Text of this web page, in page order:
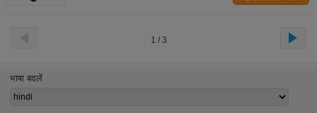
1 / 3
भाषा बदलें